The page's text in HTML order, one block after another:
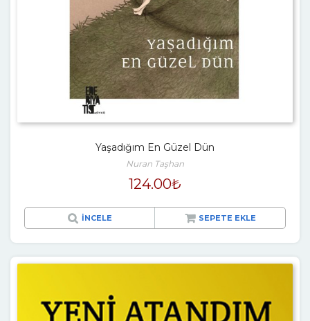
Yaşadığım En Güzel Dün
Nuran Taşhan
124.00₺
İNCELE SEPETE EKLE